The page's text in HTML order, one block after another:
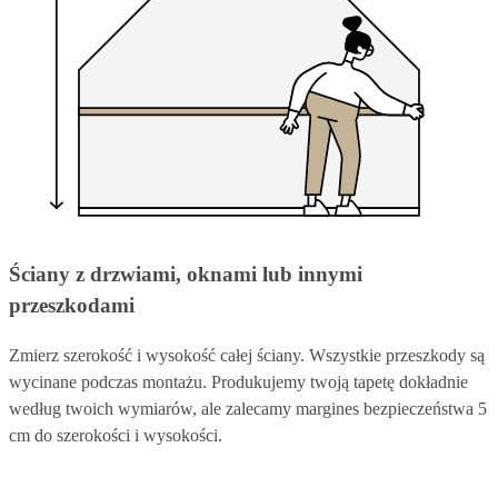
Ściany z drzwiami, oknami lub innymi
przeszkodami
Zmierz szerokość i wysokość całej ściany. Wszystkie przeszkody są
wycinane podczas montażu. Produkujemy twoją tapetę dokładnie
według twoich wymiarów, ale zalecamy margines bezpieczeństwa 5
cm do szerokości i wysokości.